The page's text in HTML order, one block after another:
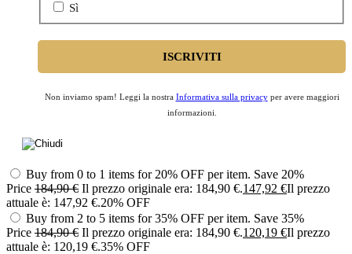
Sì
Non inviamo spam! Leggi la nostra Informativa sulla privacyper avere maggiori
informazioni.
Buy from 0 to 1 items for 20% OFF per item. Save 20%
Price 184,90€ Il prezzo originale era: 184,90 €.147,92 €Il prezzo
attuale è: 147,92 €.20% OFF
Buy from 2 to 5 items for 35% OFF per item. Save 35%
Price 184,90€ Il prezzo originale era: 184,90 €.120,19 €Il prezzo
attuale è: 120,19 €.35% OFF